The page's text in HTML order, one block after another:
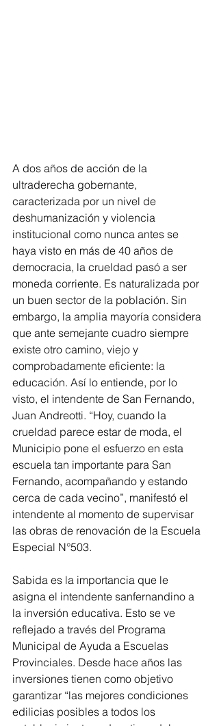
A dos años de acción de la
ultraderecha gobernante,
caracterizada por un nivel de
deshumanización y violencia
institucional como nunca antes se
haya visto en más de 40 años de
democracia, la crueldad pasó a ser
moneda corriente. Es naturalizada por
un buen sector de la población. Sin
embargo, la amplia mayoría considera
que ante semejante cuadro siempre
existe otro camino, viejo y
comprobadamente eficiente: la
educación. Así lo entiende, por lo
visto, el intendente de San Fernando,
Juan Andreotti. “Hoy, cuando la
crueldad parece estar de moda, el
Municipio pone el esfuerzo en esta
escuela tan importante para San
Fernando, acompañando y estando
cerca de cada vecino”, manifestó el
intendente al momento de supervisar
las obras de renovación de la Escuela
Especial N°503.
Sabida es la importancia que le
asigna el intendente sanfernandino a
la inversión educativa. Esto se ve
reflejado a través del Programa
Municipal de Ayuda a Escuelas
Provinciales. Desde hace años las
inversiones tienen como objetivo
garantizar “las mejores condiciones
edilicias posibles a todos los